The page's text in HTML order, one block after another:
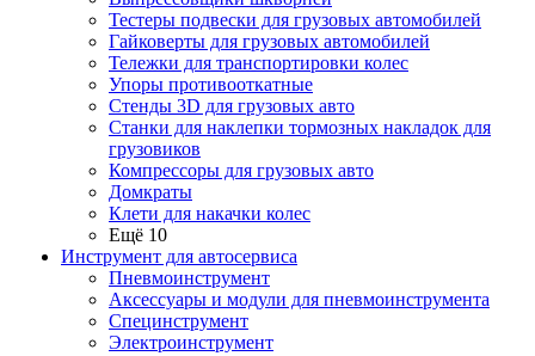
Тестеры подвески для грузовых автомобилей
Гайковерты для грузовых автомобилей
Тележки для транспортировки колес
Упоры противооткатные
Стенды 3D для грузовых авто
Станки для наклепки тормозных накладок для
грузовиков
Компрессоры для грузовых авто
Домкраты
Клети для накачки колес
Ещё 10
Инструмент для автосервиса
Пневмоинструмент
Аксессуары и модули для пневмоинструмента
Специнструмент
Электроинструмент